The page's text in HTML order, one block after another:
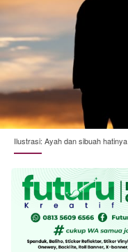
Ilustrasi: Ayah dan sibuah hatinya